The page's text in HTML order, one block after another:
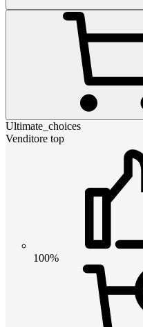
Ultimate_choices
Venditore top
100%